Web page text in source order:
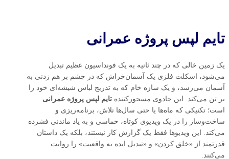
تایم‌ لپس پروژه عمرانی
یک زمین خالی که در چند ثانیه به یک فونداسیون عظیم تبدیل
می‌شود، اسکلت فلزی یک آسمان‌خراش که در چشم بر هم زدنی به
آسمان می‌رسد، و یک سازه خام که به تدریج لباس شیشه‌ای خود را
بر تن می‌کند. این جادوی مسحورکننده تایم‌ لپس پروژه‌ عمرانی
است؛ تکنیکی که ماه‌ها یا حتی سال‌ها تلاش، برنامه‌ریزی و
ساخت‌وساز را در یک ویدیوی کوتاه، حماسی و به یاد ماندنی فشرده
می‌کند. این ویدیوها فقط یک گزارش کار نیستند، بلکه یک داستان
قدرتمند از «خلق کردن» و «تبدیل ایده به واقعیت» را روایت
می‌کنند.